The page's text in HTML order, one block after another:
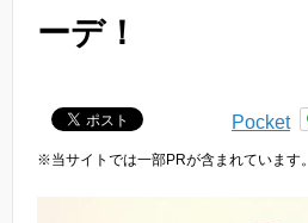
ーデ！
Pocket
※当サイトでは一部PRが含まれています。